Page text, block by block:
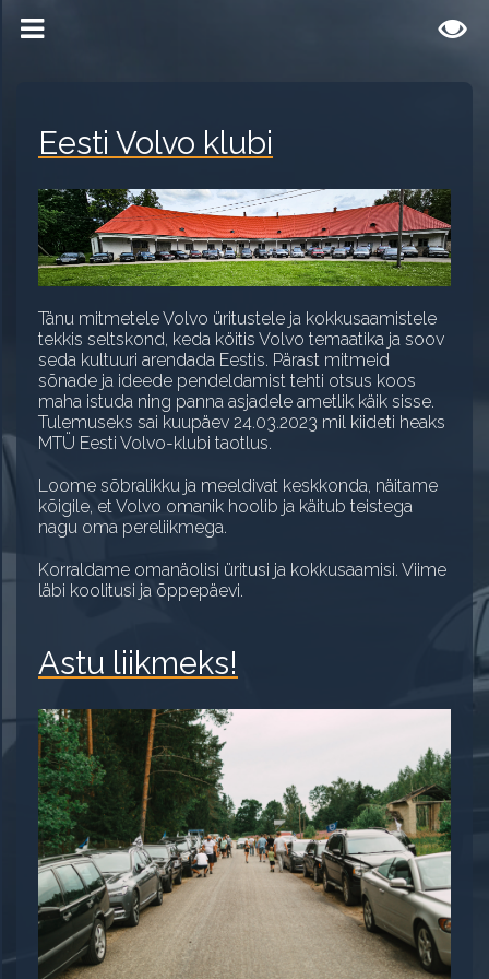
Klubist
Astu liikmeks
Üritused
Liikmele
Klubi sümboolika
Foorum
Eesti Volvo klubi
Tänu mitmetele Volvo üritustele ja kokkusaamistele
tekkis seltskond, keda köitis Volvo temaatika ja soov
seda kultuuri arendada Eestis. Pärast mitmeid
sõnade ja ideede pendeldamist tehti otsus koos
maha istuda ning panna asjadele ametlik käik sisse.
Tulemuseks sai kuupäev 24.03.2023 mil kiideti heaks
MTÜ Eesti Volvo-klubi taotlus.
Loome sõbralikku ja meeldivat keskkonda, näitame
kõigile, et Volvo omanik hoolib ja käitub teistega
nagu oma pereliikmega.
Korraldame omanäolisi üritusi ja kokkusaamisi. Viime
läbi koolitusi ja õppepäevi.
Astu liikmeks!